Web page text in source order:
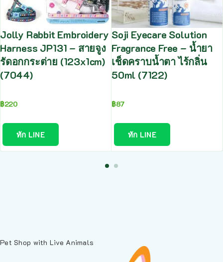
Jolly Rabbit Embroidery
Harness JP131 – สายจูง
รัดอกกระต่าย (123x1cm)
(7044)
฿220
ทัก LINE
Soji Eyecare Solution
Fragrance Free – น้ำยา
เช็ดคราบน้ำตา ไร้กลิ่น
50ml (7122)
฿87
ทัก LINE
Pet Shop with Live Animals